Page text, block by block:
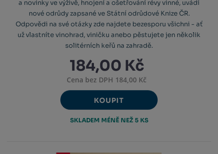
a novinky ve výživě, hnojení a ošetřování révy vinné, uvádí
nové odrůdy zapsané ve Státní odrůdové Knize ČR.
Odpovědi na své otázky zde najdete bezesporu všichni - ať
už vlastníte vinohrad, viničku anebo pěstujete jen několik
solitérních keřů na zahradě.
184,00 Kč
Cena bez DPH 184,00 Kč
KOUPIT
SKLADEM MÉNĚ NEŽ 5 KS